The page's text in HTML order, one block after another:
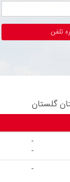
تلفن
گلستان
-
-
-